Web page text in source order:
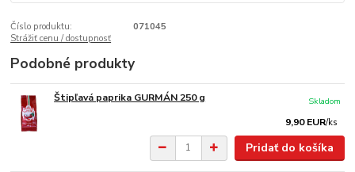
Číslo produktu:
071045
Strážiť cenu / dostupnosť
Podobné produkty
Štipľavá paprika GURMÁN 250 g
9,90 EUR/ks
Skladom
Pridať do košíka